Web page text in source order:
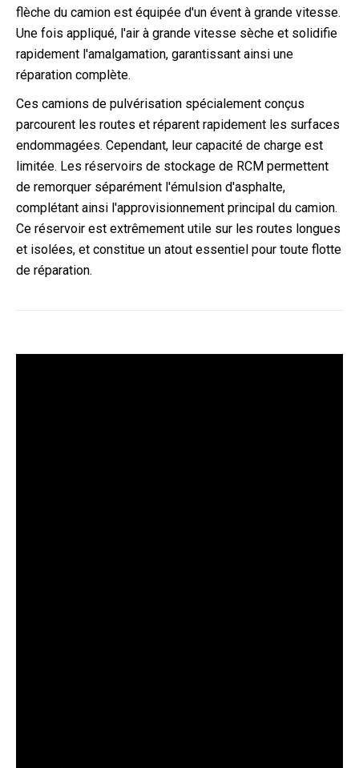
flèche du camion est équipée d'un évent à grande vitesse.
Une fois appliqué, l'air à grande vitesse sèche et solidifie
rapidement l'amalgamation, garantissant ainsi une
réparation complète.
Ces camions de pulvérisation spécialement conçus
parcourent les routes et réparent rapidement les surfaces
endommagées. Cependant, leur capacité de charge est
limitée. Les réservoirs de stockage de RCM permettent
de remorquer séparément l'émulsion d'asphalte,
complétant ainsi l'approvisionnement principal du camion.
Ce réservoir est extrêmement utile sur les routes longues
et isolées, et constitue un atout essentiel pour toute flotte
de réparation.